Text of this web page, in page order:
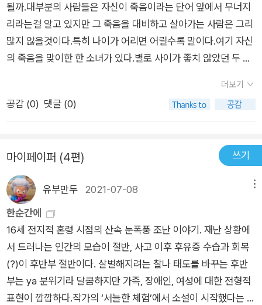
될까.대부분의 사람들은 자신이 죽음이라는 단어 앞에서 무너지
리라는걸 알고 있지만 그 죽음을 대비하고 살아가는 사람은 그리
많지 않을것이다.특히 나이가 어리면 어릴수록 말이다.여기 자신
의 죽음을 맞이한 한 소녀가 있다.별로 사이가 좋치 않았던 두 부
사이가 되어버린지 오래다.그리고 두명의 언니가 존재했으며 막
내딸인 열여섯 살 고등학생 핀이 바로 이책의 이야기를 이끌어가
다.아빠는 늘 남동생 곁에 있어야하는 존재이며 변호사인 엄마는
매사에 철두철미한 존재이지만 애써 장애가 있는 아들의 존재를
외면하며 살아간다.그리고 오랜시간 함께한 동갑내가 친구인 아
이들의 친이모는 아니지만 캐런이모로 불리우며 유대관계를 유
지하며 살아간다.그리고 핀의 절친인 모린은 둘도 없는 친구이다.
그저 친구가 좋고 파티에 남자친구를 데려가고 싶어 망설이다 문
자메시지를 보내는 그런 소녀는 어느날 예기치 못한 상황과 맞부
딪치게 되는데.... 매년 떠나는 여행이었다.가족간의 친목을 지키
고 사랑하는 사람들과 시간을 보내고 싶은 아빠의 고집이었다.그
렇게 캠핑카를 끌과 출발한 여행은 캐런이모가족과 절친 모린.그
더보기
공감 (0) 댓글 (0)
마이페이퍼 (4편) 쓰기
유부만두 2021-07-08
한순간에
16세 전지적 혼령 시점의 산속 눈폭풍 조난 이야기. 재난 상황에
서 드러나는 인간의 모습이 절반, 사고 이후 후유증 수습과 회복
(?)이 후반부 절반이다. 살벌해지려는 찰나 태도를 바꾸는 후반
부는 ya 분위기라 달콤하지만 가족, 장애인, 여성에 대한 전형적
표현이 깝깝하다.작가의 ‘서늘한 체험’에서 소설이 시작했다는 후